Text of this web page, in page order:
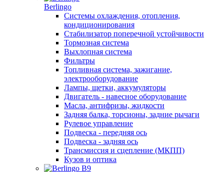
Berlingo
Системы охлаждения, отопления,
кондиционирования
Стабилизатор поперечной устойчивости
Тормозная система
Выхлопная система
Фильтры
Топливная система, зажигание,
электрооборудование
Лампы, щетки, аккумуляторы
Двигатель - навесное оборудование
Масла, антифризы, жидкости
Задняя балка, торсионы, задние рычаги
Рулевое управление
Подвеска - передняя ось
Подвеска - задняя ось
Трансмиссия и сцепление (МКПП)
Кузов и оптика